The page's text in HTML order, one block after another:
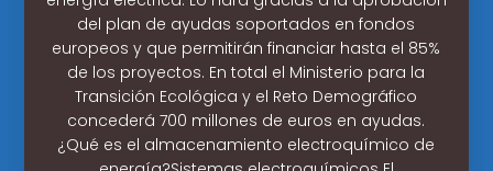
del plan de ayudas soportados en fondos
europeos y que permitirán financiar hasta el 85%
de los proyectos. En total el Ministerio para la
Transición Ecológica y el Reto Demográfico
concederá 700 millones de euros en ayudas.
¿Qué es el almacenamiento electroquímico de